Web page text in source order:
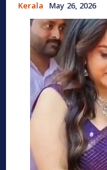
Kerala May 26, 2026